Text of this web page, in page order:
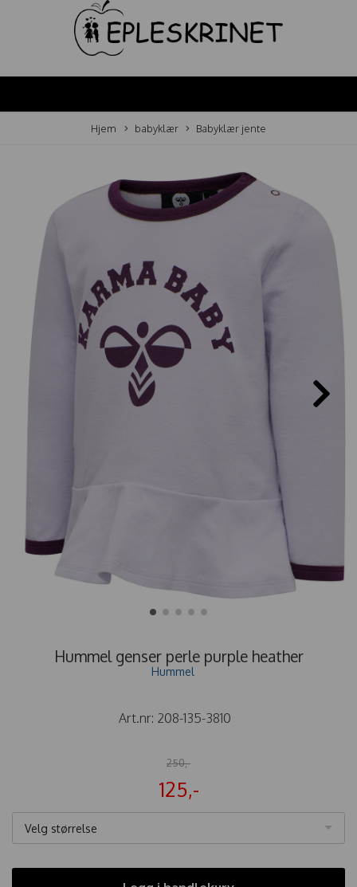
Hjem babyklær Babyklær jente
Hummel genser perle purple heather
Hummel
Art.nr: 208-135-3810
250,-
125,-
Velg størrelse